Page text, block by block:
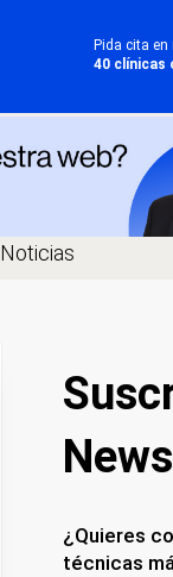
Pida cita
40 clínicas
Noticias
¿Quieres
técnicas